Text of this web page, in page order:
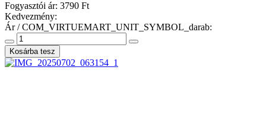
Fogyasztói ár: 3790 Ft
Kedvezmény:
Ár / COM_VIRTUEMART_UNIT_SYMBOL_darab: